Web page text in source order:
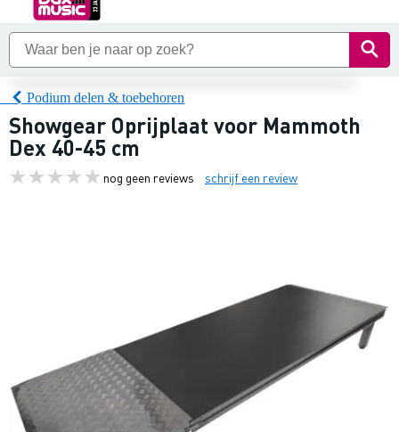
Podium delen & toebehoren
Showgear Oprijplaat voor Mammoth
Dex 40-45 cm
nog geen reviews schrijf een review